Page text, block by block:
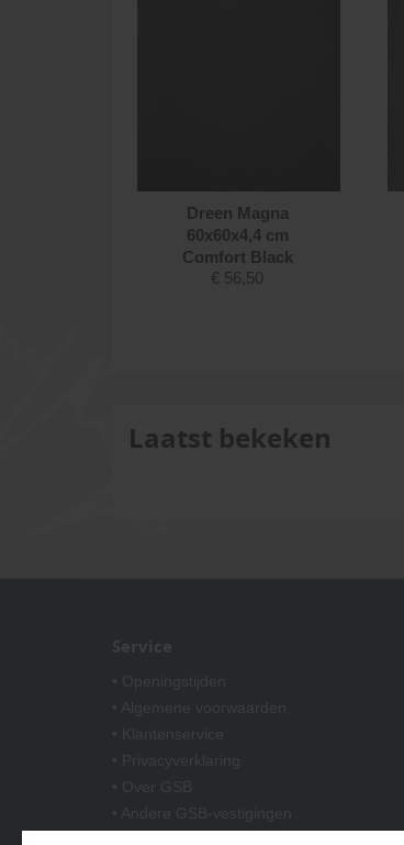
Dreen Magna
60x60x4,4 cm
Comfort Black
€ 56,50
Laatst bekeken